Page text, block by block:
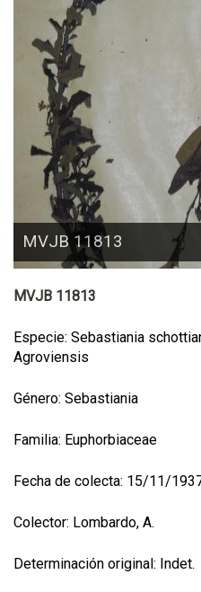
MVJB 11813
MVJB 11813
Especie: Sebastiania
Agroviensis
Género: Sebastiania
Familia: Euphorbiaceae
Fecha de colecta: 15/11/
Colector: Lombardo, A.
Determinación original: Indet.